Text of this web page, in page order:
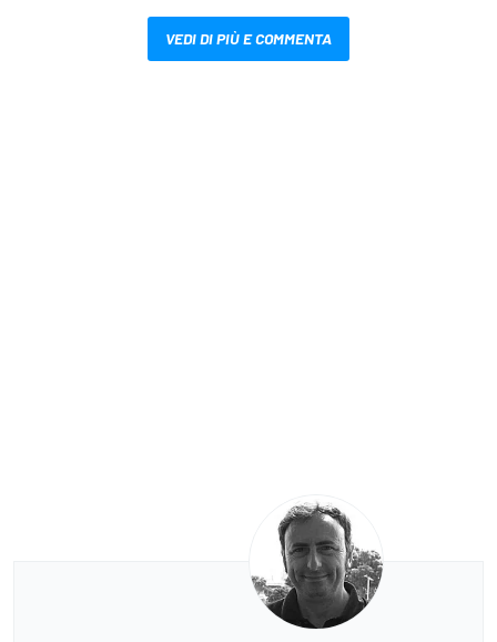
VEDI DI PIÙ E COMMENTA